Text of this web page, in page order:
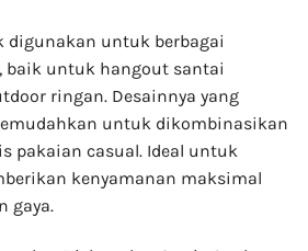
digunakan untuk berbagai
baik untuk hangout santai
ringan. Desainnya yang
untuk dikombinasikan
pakaian casual. Ideal untuk
kenyamanan maksimal
gaya.